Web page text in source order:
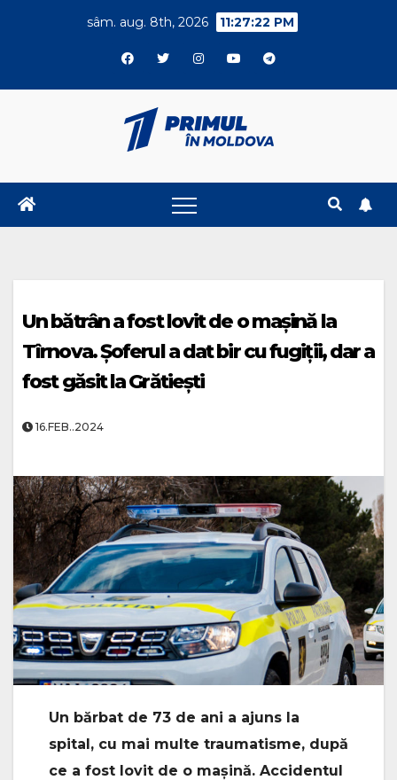
sâm. aug. 8th, 2026 11:27:22 PM
Un bătrân a fost lovit de o mașină la
Tîrnova. Șoferul a dat bir cu fugiții, dar a
fost găsit la Grătiești
16.FEB..2024
Un bărbat de 73 de ani a ajuns la
spital, cu mai multe traumatisme, după
ce a fost lovit de o mașină. Accidentul